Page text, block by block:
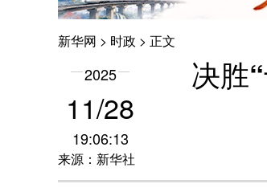
新华网 > 时政 > 正文
2025
11/28
19:06:13
来源：新华社
决胜